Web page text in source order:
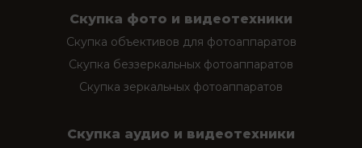
Скупка фото и видеотехники
Скупка объективов для фотоаппаратов
Скупка беззеркальных фотоаппаратов
Скупка зеркальных фотоаппаратов
Скупка аудио и видеотехники